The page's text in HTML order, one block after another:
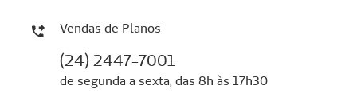
Vendas de Planos
(24) 2447-7001
de segunda a sexta, das 8h às 17h30